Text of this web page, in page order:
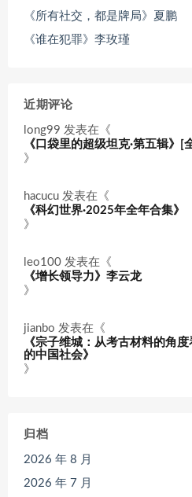
《所有社交，都是牌局》夏鹏
《谁在犯罪》李玫瑾
近期评论
long99 发表在《
《口袋里的超级坦克·第五辑》[
》
hacucu 发表在《
《科幻世界·2025年全年合集》
》
leo100 发表在《
《增长领导力》李云龙
》
jianbo 发表在《
《宗子维城：从考古材料的角
的中国社会》
》
归档
2026 年 8 月
2026 年 7 月